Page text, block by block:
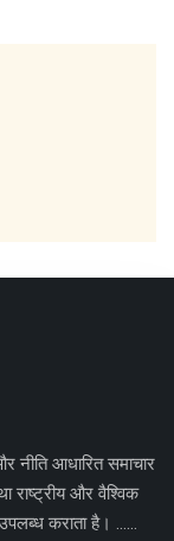
नीति आधारित समाचार
राष्ट्रीय और वैश्विक
कराता है। ……